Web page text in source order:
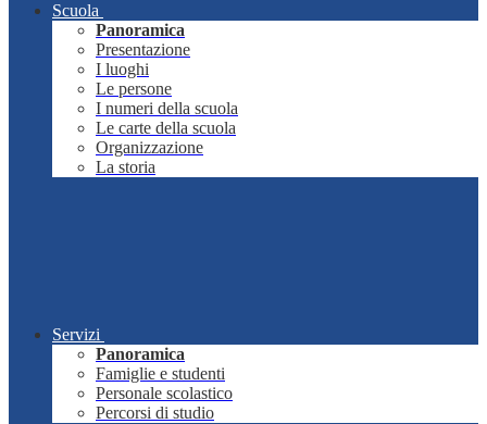
Scuola
Panoramica
Presentazione
I luoghi
Le persone
I numeri della scuola
Le carte della scuola
Organizzazione
La storia
Servizi
Panoramica
Famiglie e studenti
Personale scolastico
Percorsi di studio